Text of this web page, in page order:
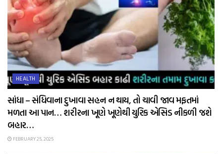
HEALTH
સાંધા – સંધિવાના દુખાવા સહન ન થાય, તો ચાવી જાવ મફતમાં
મળતા આ પાન… શરીરના ખૂણે ખૂણેથી યુરિક એસિડ નીકળી જશે
બહાર…
FEBRUARY 25, 2025